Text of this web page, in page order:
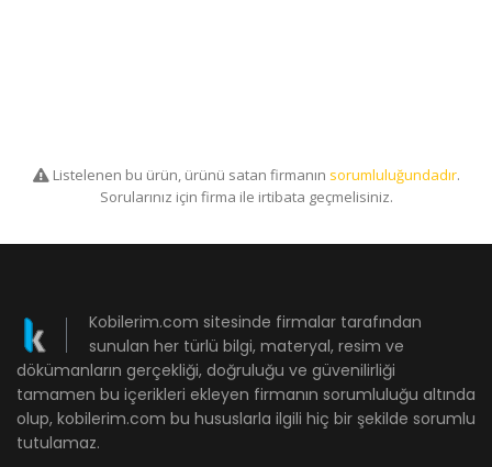
Listelenen bu ürün, ürünü satan firmanın sorumluluğundadır.
Sorularınız için firma ile irtibata geçmelisiniz.
Kobilerim.com sitesinde firmalar tarafından
sunulan her türlü bilgi, materyal, resim ve
dökümanların gerçekliği, doğruluğu ve güvenilirliği
tamamen bu içerikleri ekleyen firmanın sorumluluğu altında
olup, kobilerim.com bu hususlarla ilgili hiç bir şekilde sorumlu
tutulamaz.